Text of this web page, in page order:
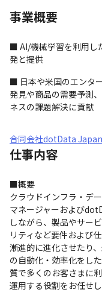
事業概要
■ AI/機械学習を利用し
発と提供
■ 日本や米国のエンタ
発見や商品の需要予測
ネスの課題解決に貢献
合同会社dotData
仕事内容
■概要
クラウドインフラ・デ
マネージャーおよび
しながら、製品やサー
リティなど要件および
漸進的に進化させたり
の自動化・効率化をし
質で多くのお客さまに
運用する役割をお任せし